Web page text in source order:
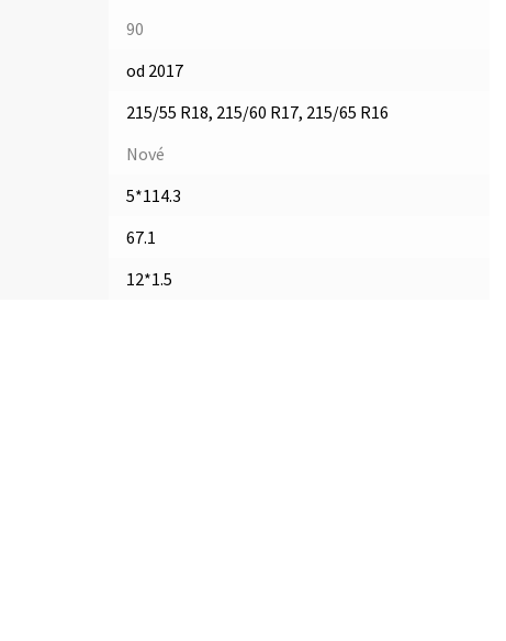
90
od 2017
215/55 R18, 215/60 R17, 215/65 R16
Nové
5*114.3
67.1
12*1.5